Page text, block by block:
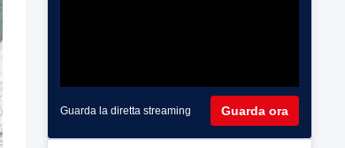
Guarda la diretta streaming Guarda ora